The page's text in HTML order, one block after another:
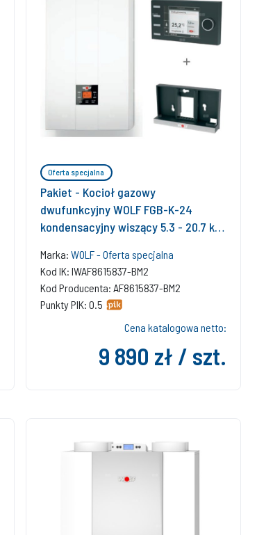
Oferta specjalna
Pakiet - Kocioł gazowy
dwufunkcyjny WOLF FGB-K-24
kondensacyjny wiszący 5.3 - 20.7 kW
Marka: WOLF - Oferta specjalna
Kod IK: IWAF8615837-BM2
Kod Producenta: AF8615837-BM2
Punkty PIK: 0.5
Cena katalogowa netto:
9 890 zł / szt.